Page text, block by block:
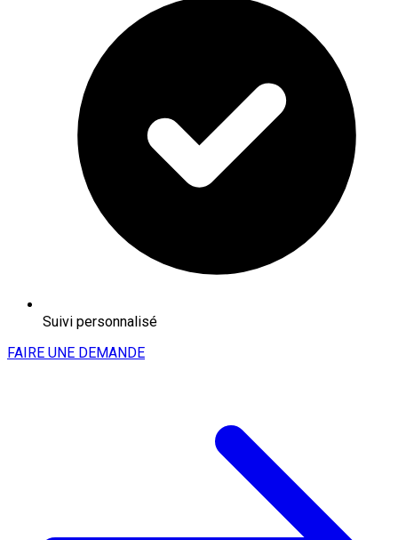
Suivi personnalisé
FAIRE UNE DEMANDE